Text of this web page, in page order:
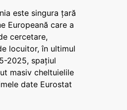
este singura țară
Europeană care a
cercetare,
locuitor, în ultimul
2025, spațiul
masiv cheltuielile
date Eurostat